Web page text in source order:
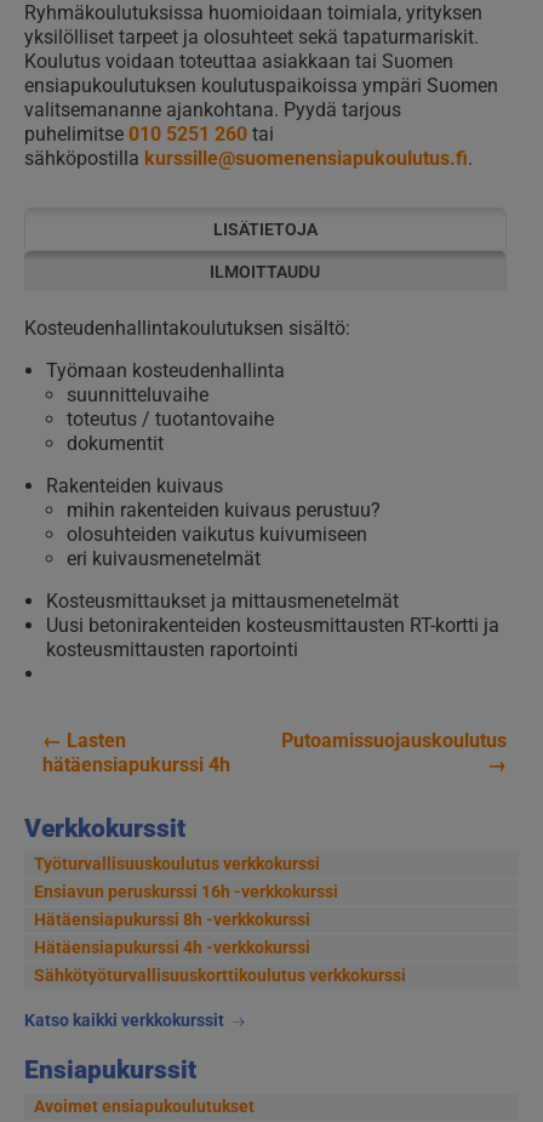
Verkkokurssit
Työturvallisuuskoulutus verkkokurssi
Ensiavun peruskurssi 16h -verkkokurssi
Hätäensiapukurssi 8h -verkkokurssi
Hätäensiapukurssi 4h -verkkokurssi
Sähkötyöturvallisuus­korttikoulutus verkkokurssi
Katso kaikki verkkokurssit
Ensiapukurssit
Avoimet ensiapukoulutukset
Ryhmäkoulutuksissa huomioidaan toimiala, yrityksen
yksilölliset tarpeet ja olosuhteet sekä tapaturmariskit.
Koulutus voidaan toteuttaa asiakkaan tai Suomen
ensiapukoulutuksen koulutuspaikoissa ympäri Suomen
valitsemananne ajankohtana. Pyydä tarjous
puhelimitse 010 5251 260 tai
sähköpostilla kurssille@suomenensiapukoulutus.fi.
LISÄTIETOJA
ILMOITTAUDU
Kosteudenhallintakoulutuksen sisältö:
Työmaan kosteudenhallinta
suunnitteluvaihe
toteutus / tuotantovaihe
dokumentit
Rakenteiden kuivaus
mihin rakenteiden kuivaus perustuu?
olosuhteiden vaikutus kuivumiseen
eri kuivausmenetelmät
Kosteusmittaukset ja mittausmenetelmät
Uusi betonirakenteiden kosteusmittausten RT-kortti ja
kosteusmittausten raportointi
Artikkelien
selaus
← Lasten
hätäensiapukurssi 4h
Putoamissuojauskoulutus
→